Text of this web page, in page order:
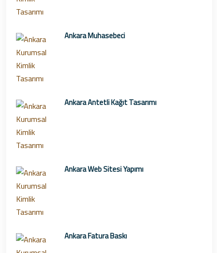
Ankara Muhasebeci
Ankara Antetli Kağıt Tasarımı
Ankara Web Sitesi Yapımı
Ankara Fatura Baskı